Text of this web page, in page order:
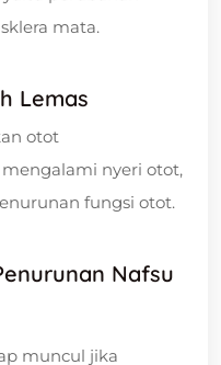
mata.
Lemas
otot
mengalami nyeri otot,
fungsi otot.
Nafsu
muncul jika